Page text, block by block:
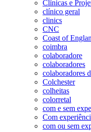
Clínicas e
clínico geral
clinics
CNC
Coast of
coimbra
colaboradore
colaboradores
colaboradores
Colchester
colheitas
colorretal
com e sem
Com
com ou sem